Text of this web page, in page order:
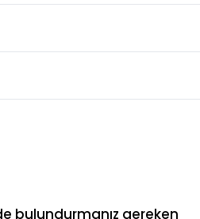
bulundurmanız gereken